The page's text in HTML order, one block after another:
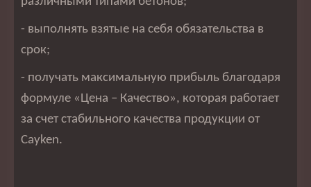
- выполнять взятые на себя обязательства в
срок;
- получать максимальную прибыль благодаря
формуле «Цена – Качество», которая работает
за счет стабильного качества продукции от
Cayken.